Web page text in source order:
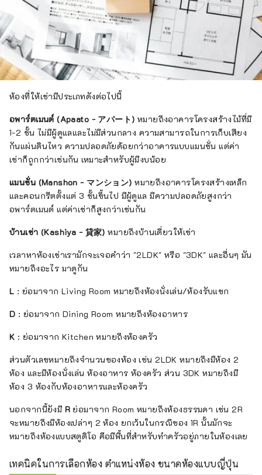
ห้องที่ให้เช่ามีประเภทดังต่อไปนี้
อพาร์ตเมนต์ (Apaato - アパート) หมายถึงอาคารโครงสร้างไม้ที่มี
1-2 ชั้น ไม่มีผู้ดูแลและไม่มีส่วนกลาง ความสามารถในการเก็บเสียง
กันแผ่นดินไหว ความปลอดภัยด้อยกว่าอาคารแบบแมนชั่น แต่ค่า
เช่าก็ถูกกว่าเช่นกัน เหมาะสำหรับผู้มีงบน้อย
แมนชั่น (Manshon - マンション)หมายถึงอาคารโครงสร้างเหล็ก
และคอนกรีตตั้งแต่ 3 ชั้นขึ้นไป มีผู้ดูแล มีความปลอดภัยสูงกว่า
อพาร์ตเมนต์ แต่ค่าเช่าก็สูงกว่าเช่นกัน
บ้านเช่า (Kashiya - 貸家)หมายถึงบ้านเดี่ยวให้เช่า
เวลาหาห้องเช่าเรามักจะเจอคำว่า "2LDK" หรือ "3DK" และอื่นๆ มัน
หมายถึงอะไร มาดูกัน
L : ย่อมาจาก Living Room หมายถึงห้องนั่งเล่น/ห้องรับแขก
D : ย่อมาจาก Dining Room หมายถึงห้องอาหาร
K : ย่อมาจาก Kitchen หมายถึงห้องครัว
ส่วนตัวเลขหมายถึงจำนวนของห้อง เช่น 2LDK หมายถึงมีห้อง 2
ห้อง และมีห้องนั่งเล่น ห้องอาหาร ห้องครัว ส่วน 3DK หมายถึงมี
ห้อง 3 ห้องกับห้องอาหารและห้องครัว
นอกจากนี้ยังมี R ย่อมาจาก Room หมายถึงห้องธรรมดา เช่น 2R
จะหมายถึงมีห้องเปล่าๆ 2 ห้อง ยกเว้นในกรณีของ 1R นั้นมักจะ
หมายถึงห้องแบบสตูดิโอ คือมีพื้นที่สำหรับทำครัวอยู่ภายในห้องเลย
เทคนิคในการเลือกห้อง ตำแหน่งห้อง ขนาดห้องแบบญี่ปุ่น